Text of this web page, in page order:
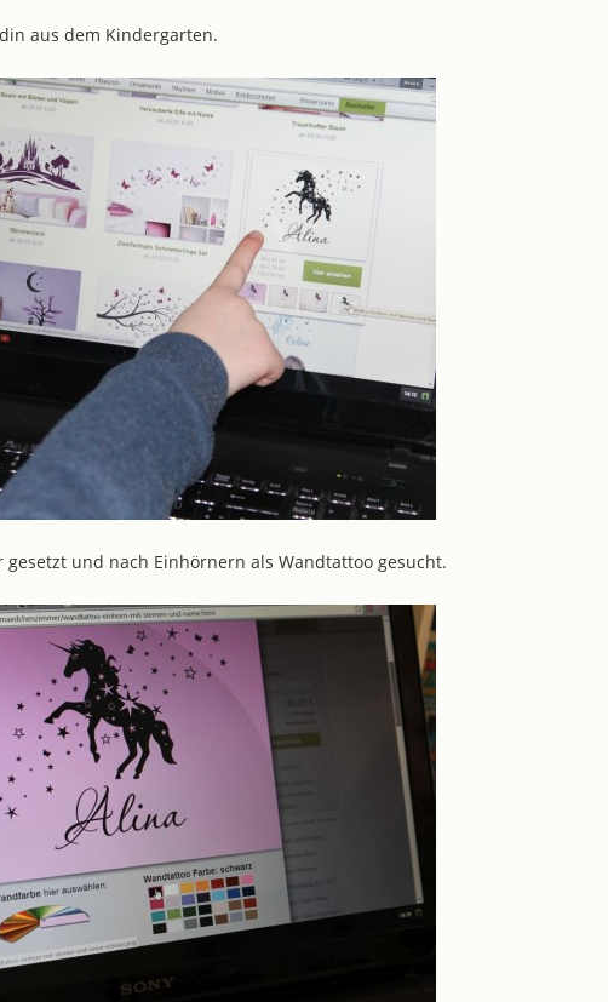
aus dem Kindergarten.
und nach Einhörnern als Wandtattoo gesucht.